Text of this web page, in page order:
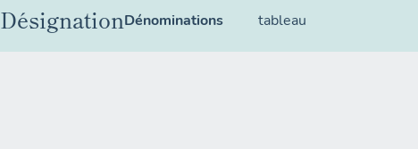
DésignationDénominations tableau